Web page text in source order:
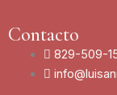
Contacto
829-509-